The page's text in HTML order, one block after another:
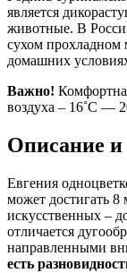
является
животные. В
сухом
домашних
Важно!
воздуха – 16˚С —
Описание и
Евгения
может достигать 8
искусственных –
отличается
направленными
есть